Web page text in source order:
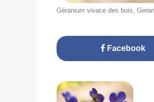
Géranium vivace des bois,
Facebook